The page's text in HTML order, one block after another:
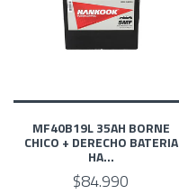
MF40B19L 35AH BORNE
CHICO + DERECHO BATERIA
HA...
$84.990